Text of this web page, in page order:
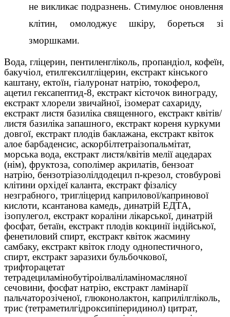
не викликає подразнень. Стимулює оновлення
клітин, омолоджує шкіру, бореться зі
зморшками.
Вода, гліцерин, пентиленгліколь, пропандіол, кофеїн,
бакучіол, етилгексилгліцерин, екстракт кінського
каштану, ектоїн, гіалуронат натрію, токоферол,
ацетил гексапептид-8, екстракт кісточок винограду,
екстракт хлорели звичайної, ізомерат сахариду,
екстракт листя базиліка священного, екстракт квітів/
листя базиліка запашного, екстракт кореня куркуми
довгої, екстракт плодів баклажана, екстракт квіток
алое барбаденсис, аскорбілтетраізопальмітат,
морська вода, екстракт листя/квітів мелії ацедарах
(нім), фруктоза, сополімер акрилатів, бензоат
натрію, бензотріазолілдодецил п-крезол, стовбурові
клітини орхідеї каланта, екстракт фізалісу
незграбного, тригліцерид каприлової/капринової
кислоти, ксантанова камедь, динатрій ЕДТА,
ізопулегол, екстракт кораліни лікарської, динатрій
фосфат, бетаїн, екстракт плодів кокцинії індійської,
фенетиловий спирт, екстракт квіток жасмину
самбаку, екстракт квіток глоду однопестичного,
спирт, екстракт заразихи бульбочкової,
трифторацетат
тетрадециламінобутіроілваліламіномасляної
сечовини, фосфат натрію, екстракт ламінарії
пальчаторозіченої, глюконолактон, каприлілгліколь,
трис (тетраметилгідроксипіперидинол) цитрат,